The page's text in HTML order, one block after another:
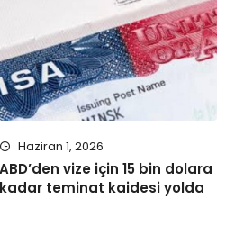
Haziran 1, 2026
ABD’den vize için 15 bin dolara
kadar teminat kaidesi yolda